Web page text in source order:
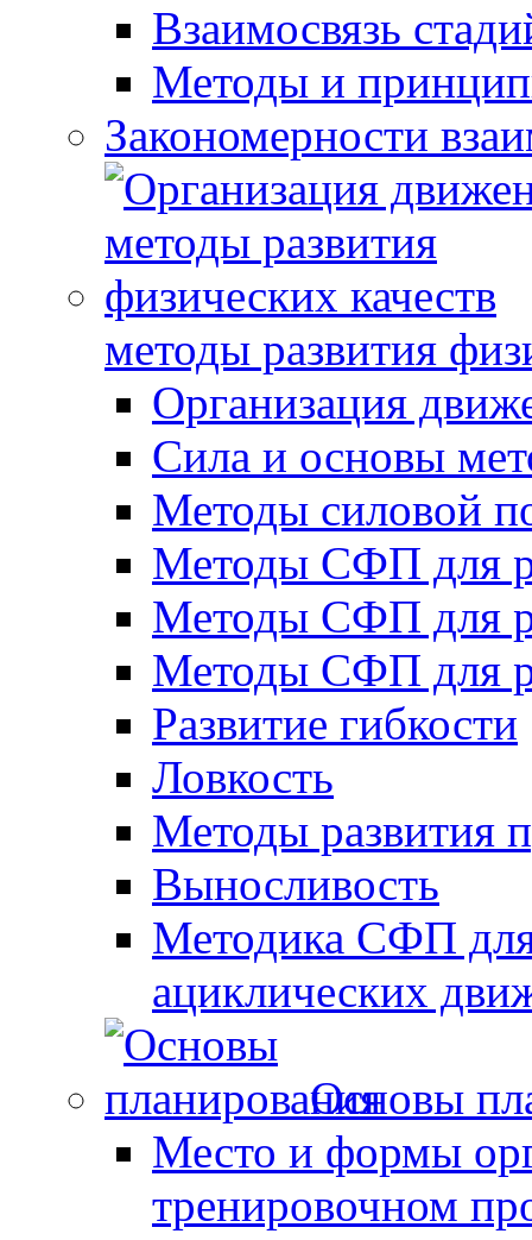
Взаимосвязь
Методы и
Закономерности
методы развития
Организация
Сила и основы
Методы силовой
Методы СФП для
Методы СФП для
Методы СФП для
Развитие гибкости
Ловкость
Методы развития
Выносливость
Методика СФП для
ациклических
Основы
Место и формы
тренировочном